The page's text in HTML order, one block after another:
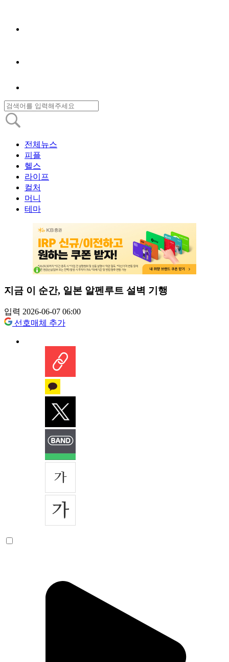
전체뉴스
피플
헬스
라이프
컬처
머니
테마
지금 이 순간, 일본 알펜루트 설벽 기행
입력 2026-06-07 06:00
선호매체 추가